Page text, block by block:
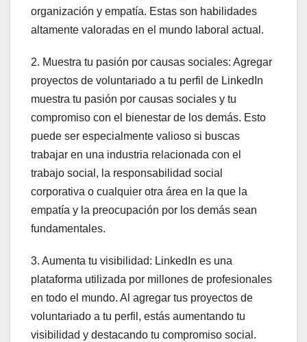
organización y empatía. Estas son habilidades
altamente valoradas en el mundo laboral actual.
2. Muestra tu pasión por causas sociales: Agregar
proyectos de voluntariado a tu perfil de LinkedIn
muestra tu pasión por causas sociales y tu
compromiso con el bienestar de los demás. Esto
puede ser especialmente valioso si buscas
trabajar en una industria relacionada con el
trabajo social, la responsabilidad social
corporativa o cualquier otra área en la que la
empatía y la preocupación por los demás sean
fundamentales.
3. Aumenta tu visibilidad: LinkedIn es una
plataforma utilizada por millones de profesionales
en todo el mundo. Al agregar tus proyectos de
voluntariado a tu perfil, estás aumentando tu
visibilidad y destacando tu compromiso social.